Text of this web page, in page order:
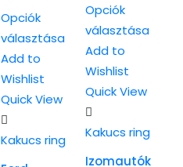
Opciók
választása
Ennek
a
terméknek
több
variációja
Add to
Wishlist
Quick View
Kakucs ring
Opciók
választása
Ennek
a
terméknek
több
variációja
Add to
Wishlist
Quick View
Kakucs ring
Izomautók